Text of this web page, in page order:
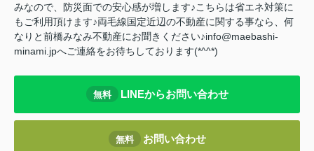
みなので、防災面での安心感が増します♪こちらは省エネ対策に
もご利用頂けます♪両毛線国定近辺の不動産に関する事なら、何
なりと前橋みなみ不動産にお聞きください♪info@maebashi-
minami.jpへご連絡をお待ちしております(*^^*)
無料 LINEからお問い合わせ
無料 お問い合わせ